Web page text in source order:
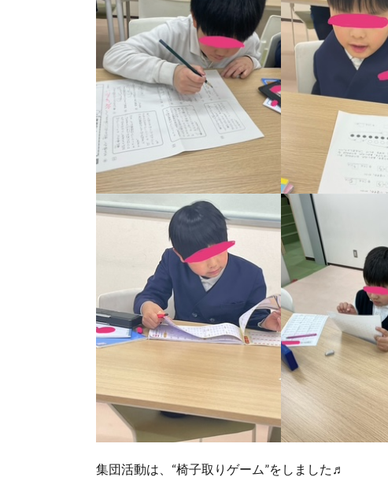
集団活動は、“椅子取りゲーム”をしました♬